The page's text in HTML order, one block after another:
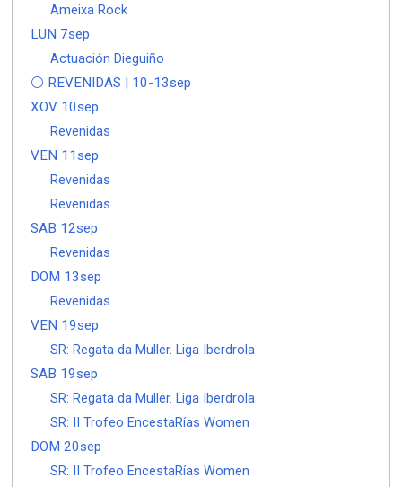
Ameixa Rock
LUN 7sep
Actuación Dieguiño
⚪ REVENIDAS | 10-13sep
XOV 10sep
Revenidas
VEN 11sep
Revenidas
Revenidas
SAB 12sep
Revenidas
DOM 13sep
Revenidas
VEN 19sep
SR: Regata da Muller. Liga Iberdrola
SAB 19sep
SR: Regata da Muller. Liga Iberdrola
SR: II Trofeo EncestaRías Women
DOM 20sep
SR: II Trofeo EncestaRías Women